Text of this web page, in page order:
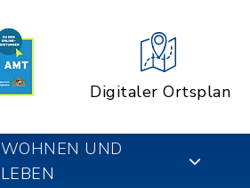
Digitaler Ortsplan
WOHNEN UND
LEBEN